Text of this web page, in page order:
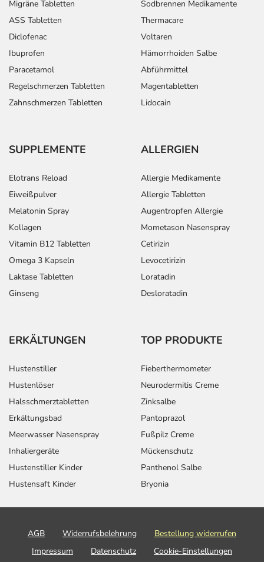
Migräne Tabletten
ASS Tabletten
Diclofenac
Ibuprofen
Paracetamol
Regelschmerzen Tabletten
Zahnschmerzen Tabletten
Sodbrennen Medikamente
Thermacare
Voltaren
Hämorrhoiden Salbe
Abführmittel
Magentabletten
Lidocain
SUPPLEMENTE
Elotrans Reload
Eiweißpulver
Melatonin Spray
Kollagen
Vitamin B12 Tabletten
Omega 3 Kapseln
Laktase Tabletten
Ginseng
ALLERGIEN
Allergie Medikamente
Allergie Tabletten
Augentropfen Allergie
Mometason Nasenspray
Cetirizin
Levocetirizin
Loratadin
Desloratadin
ERKÄLTUNGEN
Hustenstiller
Hustenlöser
Halsschmerztabletten
Erkältungsbad
Meerwasser Nasenspray
Inhaliergeräte
Hustenstiller Kinder
Hustensaft Kinder
TOP PRODUKTE
Fieberthermometer
Neurodermitis Creme
Zinksalbe
Pantoprazol
Fußpilz Creme
Mückenschutz
Panthenol Salbe
Bryonia
AGB Widerrufsbelehrung
Bestellung widerrufen
Impressum
Datenschutz
Cookie-Einstellungen